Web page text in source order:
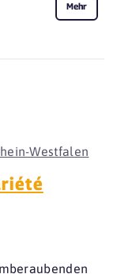
Mehr
Westfalen